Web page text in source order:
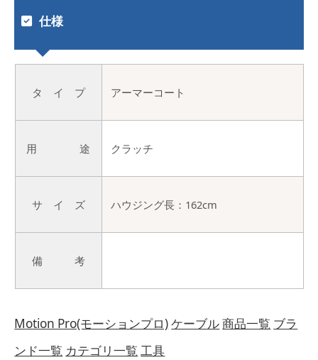
仕様
タ イ プ アーマーコート
用 途 クラッチ
サ イ ズ ハウジング長：162cm
備 考
Motion Pro(モーションプロ)ケーブル商品一覧 ブラ
ンド一覧 カテゴリ一覧 工具